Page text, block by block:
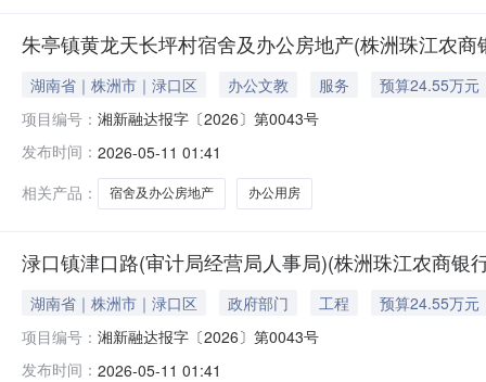
朱亭镇黄龙天长坪村宿舍及办公房地产(株洲珠江农商
湖南省｜株洲市｜渌口区 办公文教 服务
预算24.55万元
项目编号： 湘新融达报字〔2026〕第0043号
发布时间： 2026-05-11 01:41
相关产品：
宿舍及办公房地产 办公用房
渌口镇津口路(审计局经营局人事局)(株洲珠江农商银
湖南省｜株洲市｜渌口区 政府部门 工程
预算24.55万元
项目编号： 湘新融达报字〔2026〕第0043号
发布时间： 2026-05-11 01:41